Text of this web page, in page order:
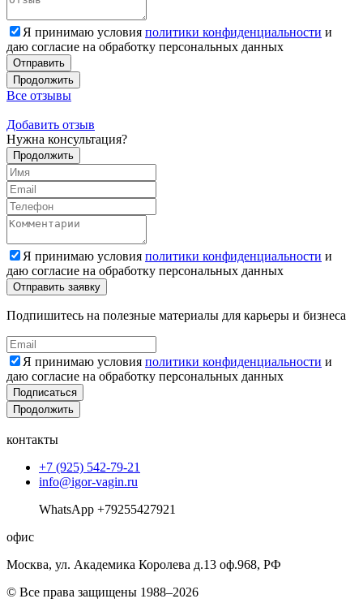
Я принимаю условия политики конфиденциальности и
даю согласие на обработку персональных данных
Отправить
Продолжить
Все отзывы
Добавить отзыв
Нужна консультация?
Продолжить
Я принимаю условия политики конфиденциальности и
даю согласие на обработку персональных данных
Подпишитесь на полезные материалы для карьеры и бизнеса
Я принимаю условия политики конфиденциальности и
даю согласие на обработку персональных данных
Подписаться
Продолжить
контакты
+7 (925) 542-79-21
info@igor-vagin.ru
WhatsApp +79255427921
офис
Москва, ул. Академика Королева д.13 оф.968, РФ
© Все права защищены 1988–2026